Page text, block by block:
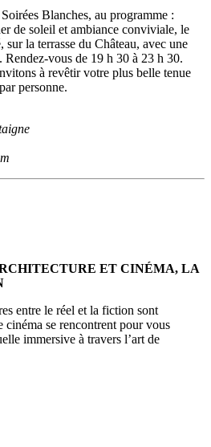
Blanches, au programme :
de soleil et ambiance conviviale, le
la terrasse du Château, avec une
vous de 19 h 30 à 23 h 30.
à revêtir votre plus belle tenue
personne.
ET CINÉMA, LA
entre le réel et la fiction sont
cinéma se rencontrent pour vous
immersive à travers l’art de